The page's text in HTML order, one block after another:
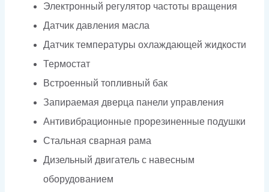
Электронный регулятор частоты вращения
Датчик давления масла
Датчик температуры охлаждающей жидкости
Термостат
Встроенный топливный бак
Запираемая дверца панели управления
Антивибрационные прорезиненные подушки
Стальная сварная рама
Дизельный двигатель с навесным
оборудованием